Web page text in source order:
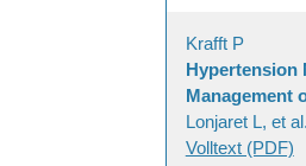
Krafft P
Hypertension
Management
Lonjaret L, et
Volltext (PDF)